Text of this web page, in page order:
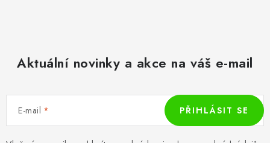
Aktuální novinky a akce na váš e-mail
E-mail PŘIHLÁSIT SE